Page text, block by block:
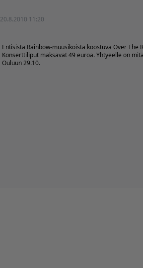
20.8.2010 11:20
Entisistä Rainbow-muusikoista koostuva Over The
Konserttiliput maksavat 49 euroa. Yhtyeelle on
Ouluun 29.10.